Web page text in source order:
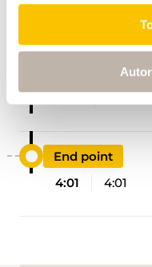
End point
4:01
4:01